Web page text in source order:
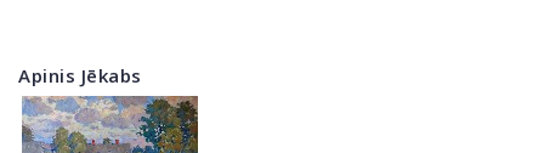
Apinis Jēkabs